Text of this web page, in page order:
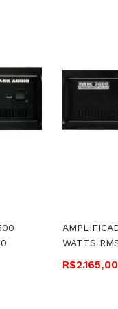
WATTS
R$2.165,00